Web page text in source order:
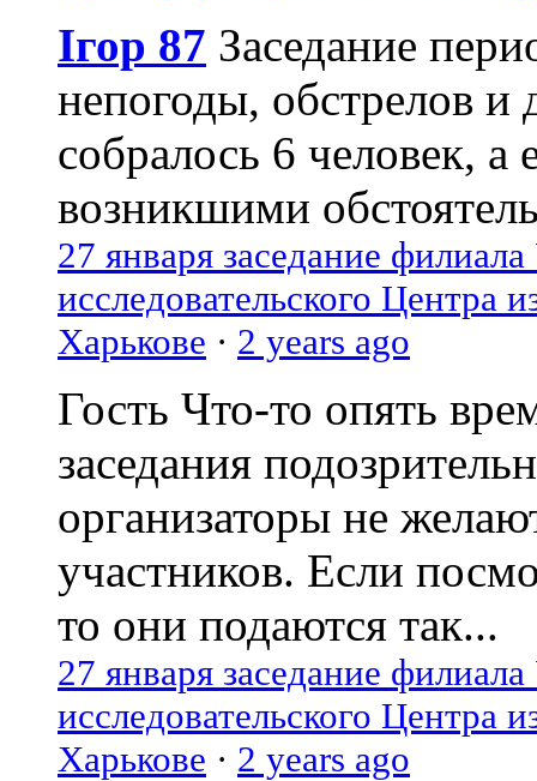
Ігор 87 Заседание
непогоды, обстрелов и
собралось 6 человек, а
возникшими
27 января заседание
исследовательского Центра
Харькове · 2 years ago
Гость Что-то опять
заседания
организаторы не
участников. Если
то они подаются так...
27 января заседание
исследовательского Центра
Харькове · 2 years ago